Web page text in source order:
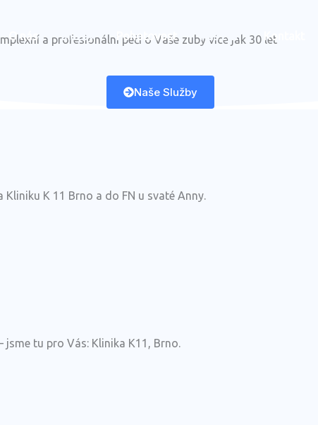
O nás Služby Pohotovost Náš tým Kontakt
a profesionální péči o Vaše zuby více jak 30 let
Naše Služby
K 11 Brno a do FN u svaté Anny.
jsme tu pro Vás: Klinika K11, Brno.